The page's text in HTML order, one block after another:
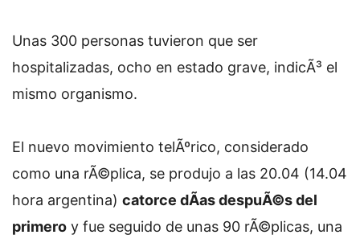
Unas 300 personas tuvieron que ser
hospitalizadas, ocho en estado grave, indicÃ³ el
mismo organismo.
El nuevo movimiento telÃºrico, considerado
como una rÃ©plica, se produjo a las 20.04 (14.04
hora argentina) catorce dÃ­as despuÃ©s del
primero y fue seguido de unas 90 rÃ©plicas, una